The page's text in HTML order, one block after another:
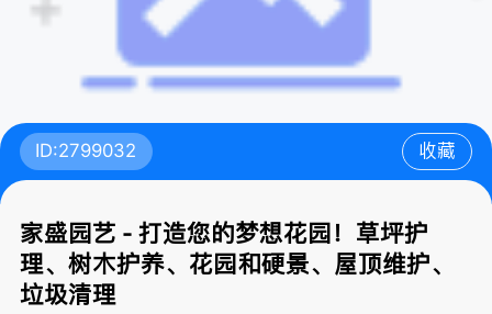
ID:2799032 收藏
家盛园艺 - 打造您的梦想花园！草坪护
理、树木护养、花园和硬景、屋顶维护、
垃圾清理